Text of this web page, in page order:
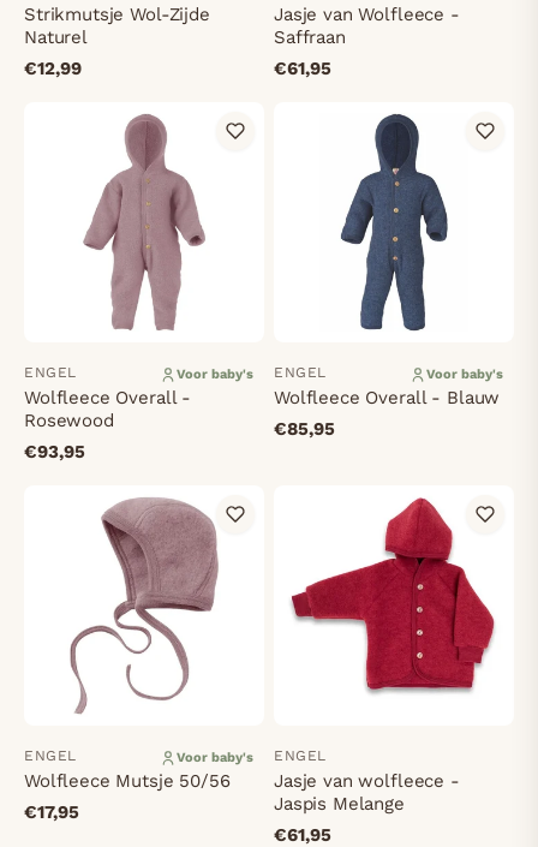
Strikmutsje Wol-Zijde
Naturel
€12,99
Jasje van Wolfleece -
Saffraan
€61,95
ENGEL Voor baby's
Wolfleece Overall -
Rosewood
€93,95
ENGEL Voor baby's
Wolfleece Overall - Blauw
€85,95
ENGEL Voor baby's
Wolfleece Mutsje 50/56
€17,95
ENGEL
Jasje van wolfleece -
Jaspis Melange
€61,95